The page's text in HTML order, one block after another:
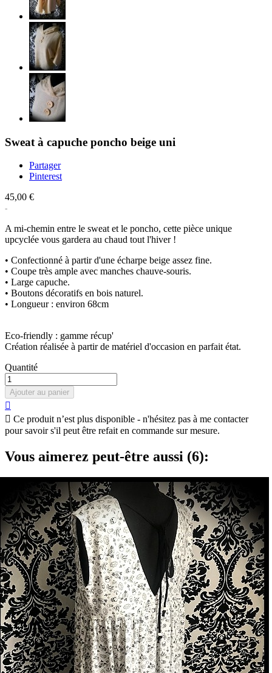
Sweat à capuche poncho beige uni
Partager
Pinterest
45,00 €
A mi-chemin entre le sweat et le poncho, cette pièce unique
upcyclée vous gardera au chaud tout l'hiver !
• Confectionné à partir d'une écharpe beige assez fine.
• Coupe très ample avec manches chauve-souris.
• Large capuche.
• Boutons décoratifs en bois naturel.
• Longueur : environ 68cm
Eco-friendly : gamme récup'
Création réalisée à partir de matériel d'occasion en parfait état.
Quantité
Ajouter au panier

 Ce produit n’est plus disponible - n'hésitez pas à me contacter
pour savoir s'il peut être refait en commande sur mesure.
Vous aimerez peut-être aussi (6):